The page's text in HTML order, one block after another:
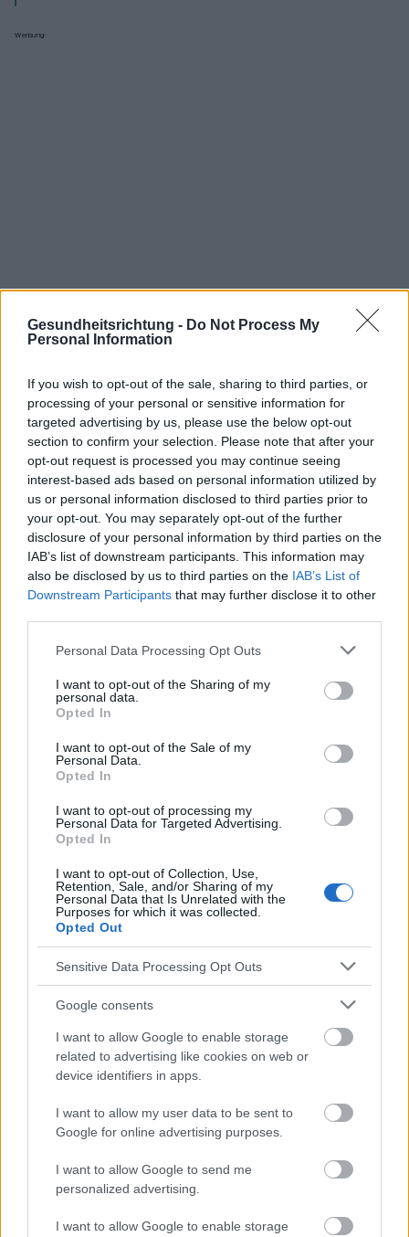
Gesundheitsrichtung - Do Not Process My
Personal Information
If you wish to opt-out of the sale, sharing to third parties, or
processing of your personal or sensitive information for
targeted advertising by us, please use the below opt-out
section to confirm your selection. Please note that after your
opt-out request is processed you may continue seeing
interest-based ads based on personal information utilized by
us or personal information disclosed to third parties prior to
your opt-out. You may separately opt-out of the further
disclosure of your personal information by third parties on the
IAB’s list of downstream participants. This information may
also be disclosed by us to third parties on the IAB’s List of
Downstream Participants that may further disclose it to other
Please note that this website/app uses one or more Google
not limited to your visit or usage behaviour. You may click to
grant or deny consent to Google and its third-party tags to
use your data for below specified purposes in below Google
consent section.
Personal Data Processing Opt Outs
I want to opt-out of the Sharing of my
personal data.
Opted In
I want to opt-out of the Sale of my
Personal Data.
Opted In
I want to opt-out of processing my
Personal Data for Targeted Advertising.
Opted In
I want to opt-out of Collection, Use,
Retention, Sale, and/or Sharing of my
Personal Data that Is Unrelated with the
Purposes for which it was collected.
Opted Out
Sensitive Data Processing Opt Outs
Google consents
I want to allow Google to enable storage
related to advertising like cookies on web or
device identifiers in apps.
I want to allow my user data to be sent to
Google for online advertising purposes.
I want to allow Google to send me
personalized advertising.
I want to allow Google to enable storage
Werbung:
Interessant? Teilen sie es auf Facebook!
Möchten Sie auf dem Laufenden bleiben?
Folgen Sie uns auf
Googl
News
ZUGEHÖRIG
Themen Essgewohnheiten Gesund-ernähren
Nährstoffe
Agata Soroczyńska - klinische und sportliche
Ernährungsberaterin 1. Ciborowska H.: Rudnicka A., Diätetik.
1. https://ncez.pzh.gov.pl/wp-content/uploads/2021/03/Talerz-
Zdrowego-Zywienia-Zalecenia-1.pdf
2. https://www.pzh.gov.pl/normy-zywienia-2024/
Die Inhalte und Materialien auf dieser Website dienen nur zu
Bildungs- und Informationszwecken. Der Herausgeber und die
Anwendung verantwortlich. Bevor Sie Ratschläge oder Tipps auf
zu konsultieren.